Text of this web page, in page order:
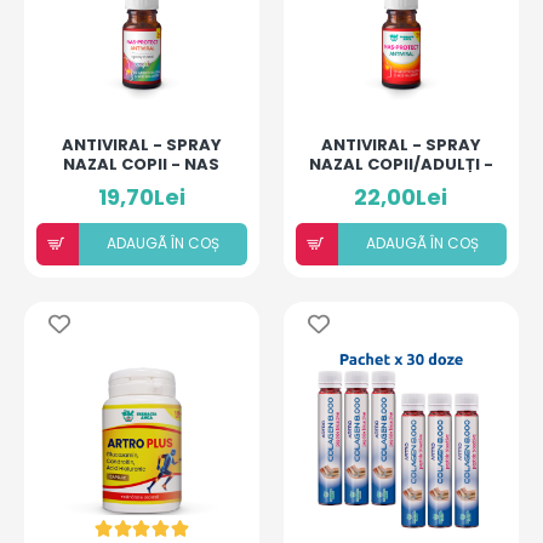
ANTIVIRAL - SPRAY
NAZAL COPII - NAS
PROTECT 1+ ANI
19,70Lei
ADAUGÃ ÎN COȘ
ANTIVIRAL - SPRAY
NAZAL COPII/ADULȚI -
NAS PROTECT 16+ ANI
22,00Lei
ADAUGÃ ÎN COȘ